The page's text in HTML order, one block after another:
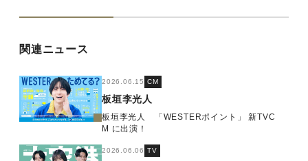
関連ニュース
2026.06.15 CM
板垣李光人
板垣李光人 「WESTERポイント」 新TVC
M に出演！
2026.06.06 TV